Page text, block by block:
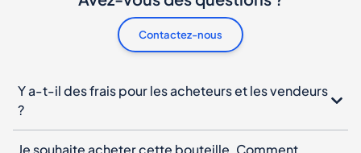
Contactez-nous
Y a-t-il des frais pour les acheteurs et les vendeurs
?
Je souhaite acheter cette bouteille. Comment